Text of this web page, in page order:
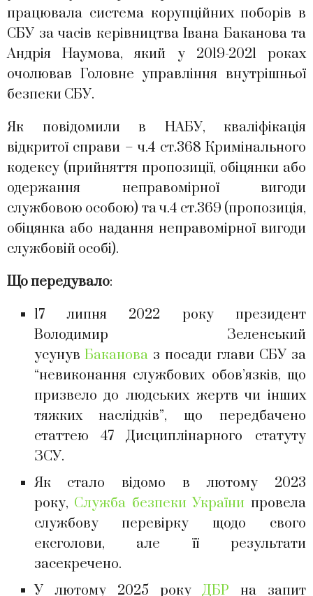
працювала система корупційних поборів в
СБУ за часів керівництва Івана Баканова та
Андрія Наумова, який у 2019-2021 роках
очолював Головне управління внутрішньої
безпеки СБУ.
Як повідомили в НАБУ, кваліфікація
відкритої справи – ч.4 ст.368 Кримінального
кодексу (прийняття пропозиції, обіцянки або
одержання неправомірної вигоди
службовою особою) та ч.4 ст.369 (пропозиція,
обіцянка або надання неправомірної вигоди
службовій особі).
Що передувало:
17 липня 2022 року президент
Володимир Зеленський
усунувБаканова з посади глави СБУ за
“невиконання службових обов’язків, що
призвело до людських жертв чи інших
тяжких наслідків”, що передбачено
статтею 47 Дисциплінарного статуту
ЗСУ.
Як стало відомо в лютому 2023
року, Служба безпеки України провела
службову перевірку щодо свого
ексголови, але її результати
засекречено.
У лютому 2025 рокуДБР на запит